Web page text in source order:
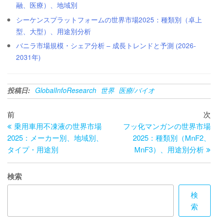
融、医療）、地域別
シーケンスプラットフォームの世界市場2025：種類別（卓上
型、大型）、用途別分析
バニラ市場規模・シェア分析 – 成長トレンドと予測 (2026-
2031年)
投稿日: GlobalInfoResearch 世界 医療/バイオ
投
稿
ナ
ビ
ゲ
シ
過
去
の
投
稿
前
乗用車用不凍液の世界市場
2025：メーカー別、地域別、
タイプ・用途別
の
次
フッ化マンガンの世界市場
2025：種類別（MnF2、
MnF3）、用途別分析
検索
検
索